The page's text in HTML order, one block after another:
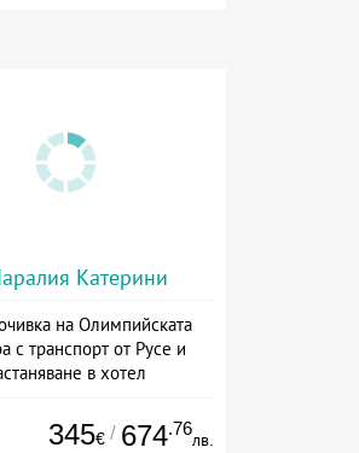
Катерини
на Олимпийската
с транспорт от Русе и
в хотел
345€ / 674.76
лв.